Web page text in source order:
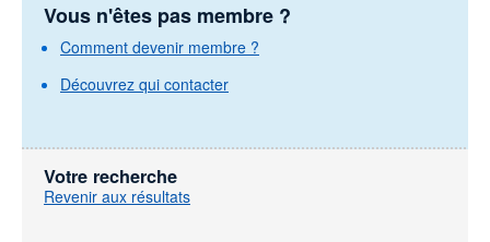
Vous n'êtes pas membre ?
Comment devenir membre ?
Découvrez qui contacter
Votre recherche
Revenir aux résultats